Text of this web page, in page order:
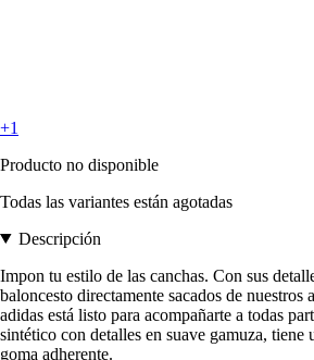
+1
Producto no disponible
Todas las variantes están agotadas
Descripción
Impon tu estilo de las canchas. Con sus
baloncesto directamente sacados de nuestros
adidas está listo para acompañarte a todas
sintético con detalles en suave gamuza, tiene
goma adherente.